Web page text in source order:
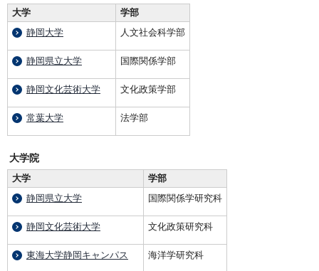
大学
学部
静岡大学
人文社会科学部
静岡県立大学 国際関係学部
静岡文化芸術大学 文化政策学部
常葉大学 法学部
大学院
大学
学部
静岡県立大学
国際関係学研究科
静岡文化芸術大学 文化政策研究科
東海大学静岡キャンパス 海洋学研究科